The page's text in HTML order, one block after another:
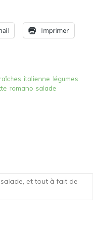
Imprimer
italienne légumes
romano salade
et tout à fait de